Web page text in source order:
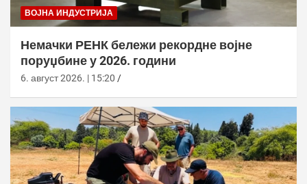
ВОЈНА ИНДУСТРИЈА
Немачки РЕНК бележи рекордне војне
поруџбине у 2026. години
6. август 2026. | 15:20